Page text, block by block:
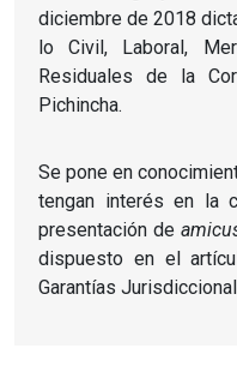
diciembre de 2018
lo Civil, Laboral,
Residuales de la
Pichincha.
Se pone en
tengan interés en la
presentación de
dispuesto en el
Garantías